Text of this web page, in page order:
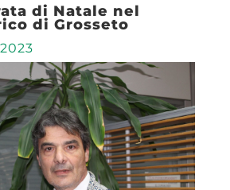
di Natale nel
di Grosseto